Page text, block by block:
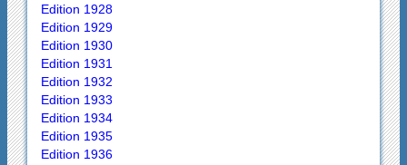
Edition 1928
Edition 1929
Edition 1930
Edition 1931
Edition 1932
Edition 1933
Edition 1934
Edition 1935
Edition 1936